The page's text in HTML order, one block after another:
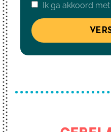
Ik ga akkoord